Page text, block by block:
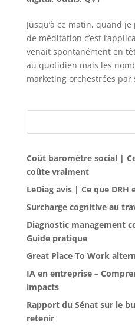
Jusqu’à ce matin, quand
de méditation c’est
venait spontanément en
au quotidien mais les
marketing orchestrées par
Coût baromètre social |
coûte vraiment
LeDiag avis | Ce que
Surcharge cognitive au
Diagnostic management
Guide pratique
Great Place To Work
IA en entreprise –
impacts
Rapport du Sénat sur le
retenir